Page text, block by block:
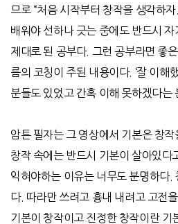
므로 “처음 시작부터 창작을 생각하
배워야 선하나 긋는 중에도 반드시 자
제대로 된 공부다. 그런 공부라면 좋
름의 코칭이 주된 내용이다. ‘잘 이해
분들도 있었고 간혹 이해 못하겠다는
암튼 필자는 그 영상에서 기본은 창
창작 속에는 반드시 기본이 살아있다
익혀야하는 이유는 너무도 분명하다.
다. 따라만 쓰려고 흉내 내려고 고전
기본이 창작이고 진정한 창작이란 기